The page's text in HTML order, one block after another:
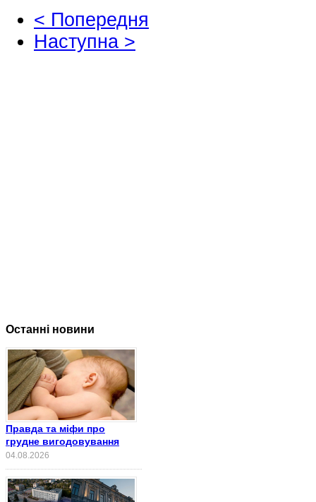
< Попередня
Наступна >
Останні новини
Правда та міфи про
грудне вигодовування
04.08.2026